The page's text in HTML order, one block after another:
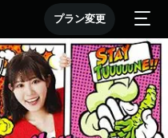
プラン変更